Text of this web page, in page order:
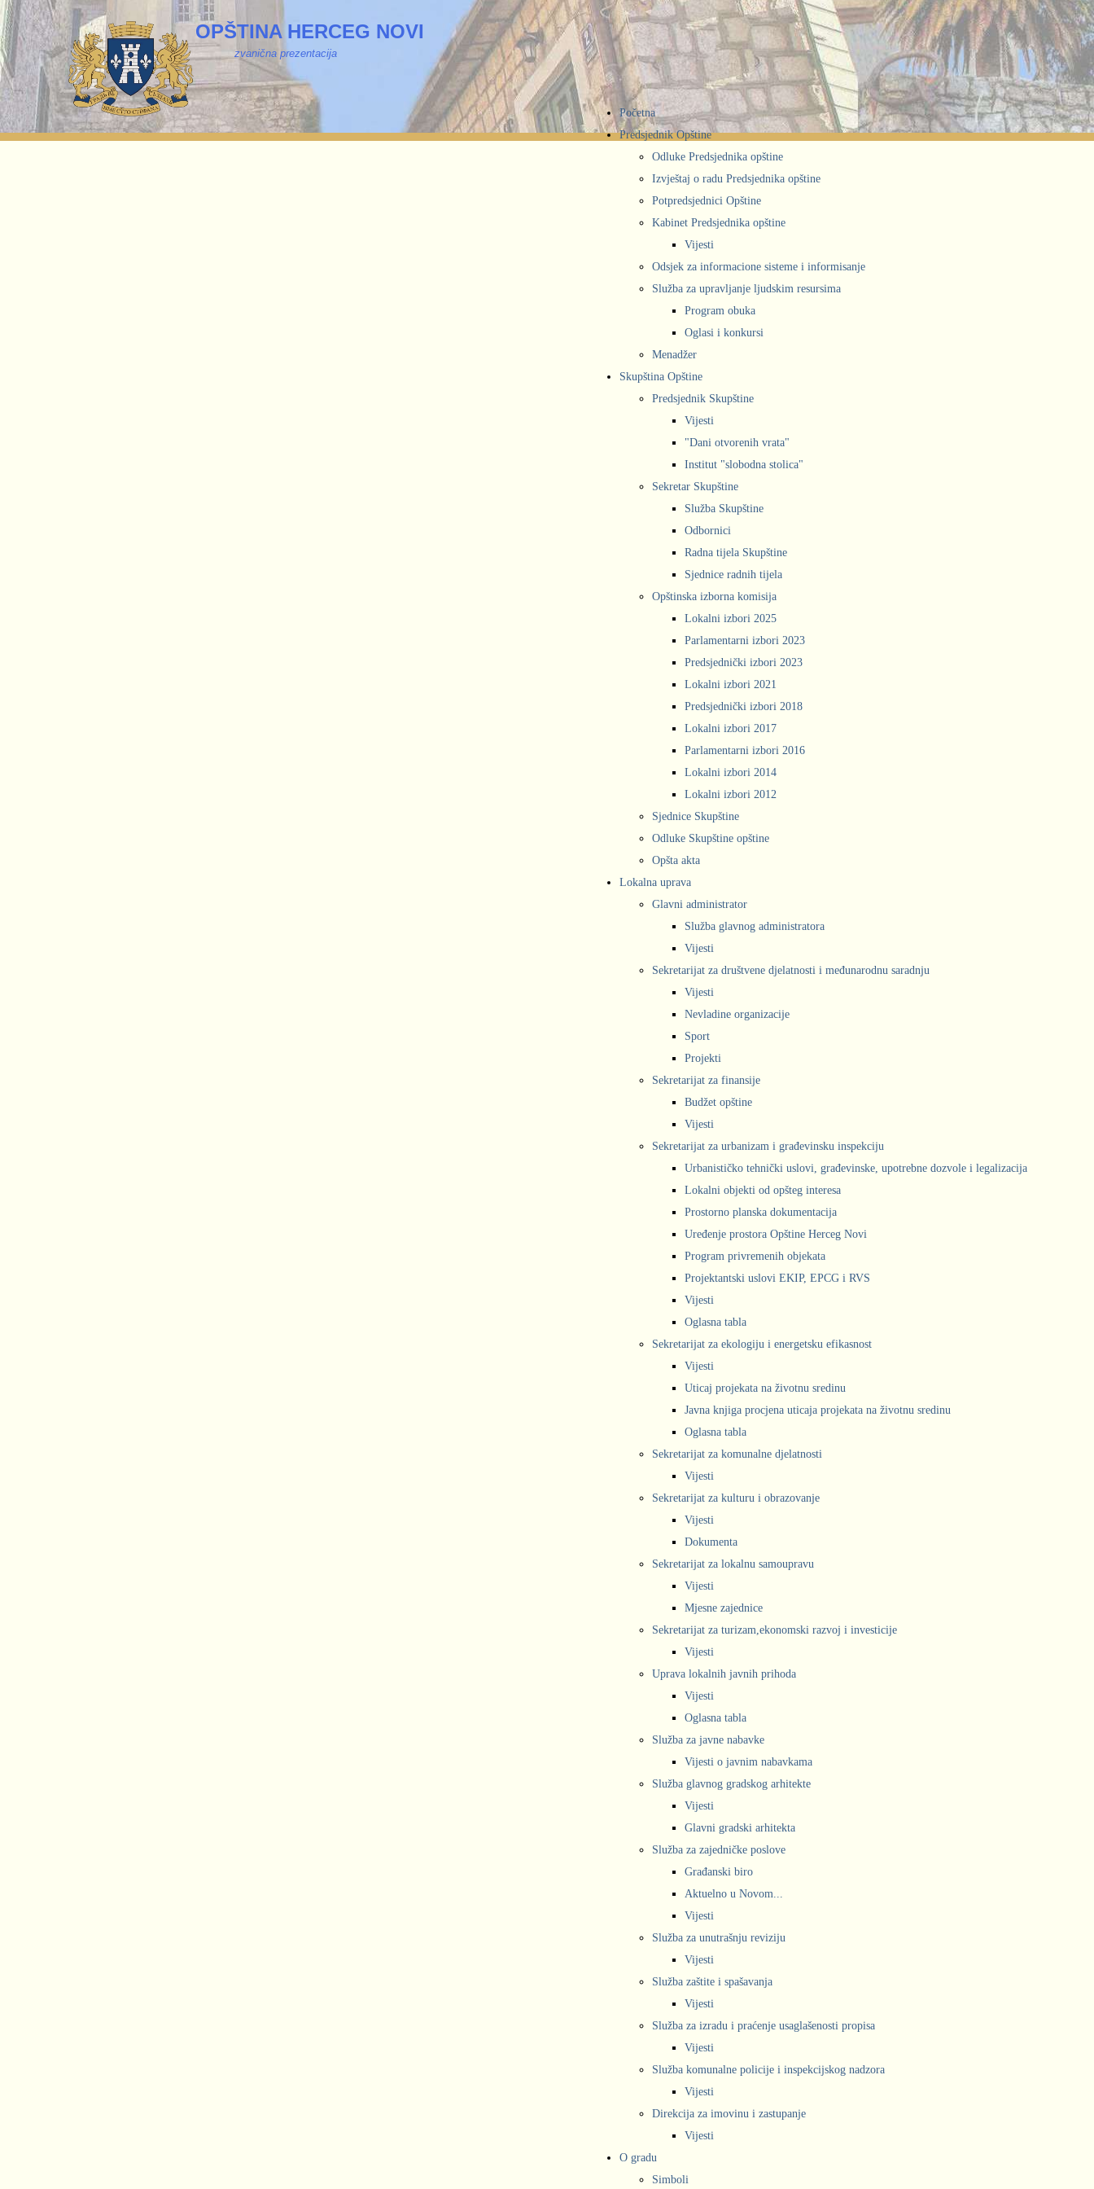
OPŠTINA HERCEG NOVI
zvanična prezentacija
Početna
Predsjednik Opštine
Odluke Predsjednika opštine
Izvještaj o radu Predsjednika opštine
Potpredsjednici Opštine
Kabinet Predsjednika opštine
Vijesti
Odsjek za informacione sisteme i informisanje
Služba za upravljanje ljudskim resursima
Program obuka
Oglasi i konkursi
Menadžer
Skupština Opštine
Predsjednik Skupštine
Vijesti
"Dani otvorenih vrata"
Institut "slobodna stolica"
Sekretar Skupštine
Služba Skupštine
Odbornici
Radna tijela Skupštine
Sjednice radnih tijela
Opštinska izborna komisija
Lokalni izbori 2025
Parlamentarni izbori 2023
Predsjednički izbori 2023
Lokalni izbori 2021
Predsjednički izbori 2018
Lokalni izbori 2017
Parlamentarni izbori 2016
Lokalni izbori 2014
Lokalni izbori 2012
Sjednice Skupštine
Odluke Skupštine opštine
Opšta akta
Lokalna uprava
Glavni administrator
Služba glavnog administratora
Vijesti
Sekretarijat za društvene djelatnosti i međunarodnu saradnju
Vijesti
Nevladine organizacije
Sport
Projekti
Sekretarijat za finansije
Budžet opštine
Vijesti
Sekretarijat za urbanizam i građevinsku inspekciju
Urbanističko tehnički uslovi, građevinske, upotrebne dozvole i legalizacija
Lokalni objekti od opšteg interesa
Prostorno planska dokumentacija
Uređenje prostora Opštine Herceg Novi
Program privremenih objekata
Projektantski uslovi EKIP, EPCG i RVS
Vijesti
Oglasna tabla
Sekretarijat za ekologiju i energetsku efikasnost
Vijesti
Uticaj projekata na životnu sredinu
Javna knjiga procjena uticaja projekata na životnu sredinu
Oglasna tabla
Sekretarijat za komunalne djelatnosti
Vijesti
Sekretarijat za kulturu i obrazovanje
Vijesti
Dokumenta
Sekretarijat za lokalnu samoupravu
Vijesti
Mjesne zajednice
Sekretarijat za turizam,ekonomski razvoj i investicije
Vijesti
Uprava lokalnih javnih prihoda
Vijesti
Oglasna tabla
Služba za javne nabavke
Vijesti o javnim nabavkama
Služba glavnog gradskog arhitekte
Vijesti
Glavni gradski arhitekta
Služba za zajedničke poslove
Građanski biro
Aktuelno u Novom...
Vijesti
Služba za unutrašnju reviziju
Vijesti
Služba zaštite i spašavanja
Vijesti
Služba za izradu i praćenje usaglašenosti propisa
Vijesti
Služba komunalne policije i inspekcijskog nadzora
Vijesti
Direkcija za imovinu i zastupanje
Vijesti
O gradu
Simboli